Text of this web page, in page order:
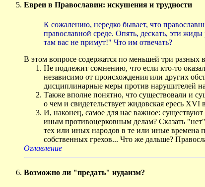
Евреи в Православии: искушения и трудности
К сожалению, нередко бывает, что
православной среде. Опять, дескать, эти
там вас не примут!" Что им отвечать?
В этом вопросе содержатся по меньшей три разных
Не подлежит сомнению, что если кто-то
независимо от происхождения или других
дисциплинарные меры против нарушителей
Также вполне понятно, что существовали и
о чем и свидетельствует жидовская ересь
И, наконец, самое для нас важное:
иным противоцерковным делам? Сказать
тех или иных народов в те или иные времена
собственных грехов... Что же дальше?
Оглавление
Возможно ли "предать" иудаизм?